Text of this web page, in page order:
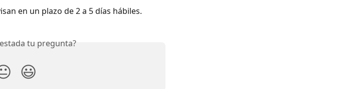
en un plazo de 2 a 5 días hábiles.
tu pregunta?
😃